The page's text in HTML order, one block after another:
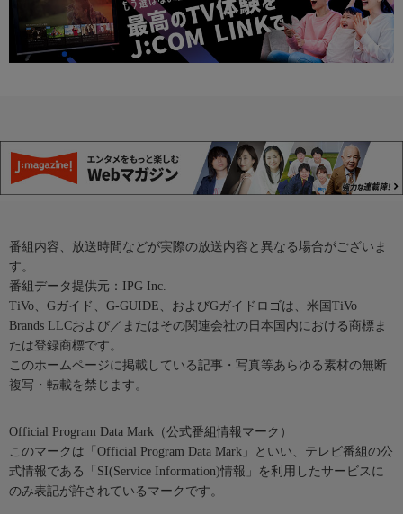
番組内容、放送時間などが実際の放送内容と異なる場合がございま
す。
番組データ提供元：IPG Inc.
TiVo、Gガイド、G-GUIDE、およびGガイドロゴは、米国TiVo
Brands LLCおよび／またはその関連会社の日本国内における商標ま
たは登録商標です。
このホームページに掲載している記事・写真等あらゆる素材の無断
複写・転載を禁じます。
Official Program Data Mark（公式番組情報マーク）
このマークは「Official Program Data Mark」といい、テレビ番組の公
式情報である「SI(Service Information)情報」を利用したサービスに
のみ表記が許されているマークです。